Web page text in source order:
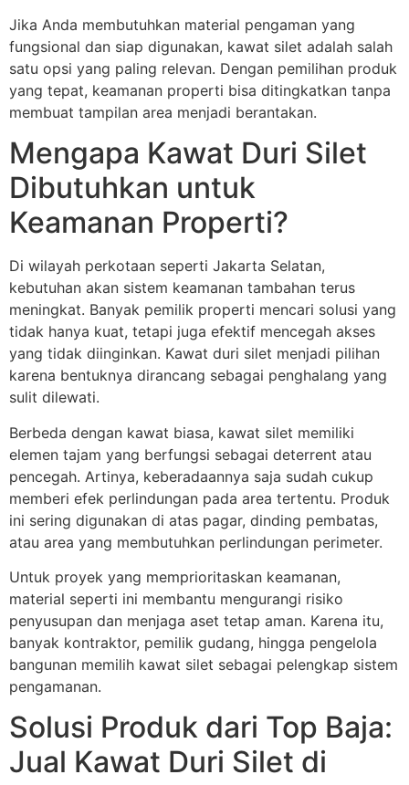
Jika Anda membutuhkan material pengaman yang
fungsional dan siap digunakan, kawat silet adalah salah
satu opsi yang paling relevan. Dengan pemilihan produk
yang tepat, keamanan properti bisa ditingkatkan tanpa
membuat tampilan area menjadi berantakan.
Mengapa Kawat Duri Silet
Dibutuhkan untuk
Keamanan Properti?
Di wilayah perkotaan seperti Jakarta Selatan,
kebutuhan akan sistem keamanan tambahan terus
meningkat. Banyak pemilik properti mencari solusi yang
tidak hanya kuat, tetapi juga efektif mencegah akses
yang tidak diinginkan. Kawat duri silet menjadi pilihan
karena bentuknya dirancang sebagai penghalang yang
sulit dilewati.
Berbeda dengan kawat biasa, kawat silet memiliki
elemen tajam yang berfungsi sebagai deterrent atau
pencegah. Artinya, keberadaannya saja sudah cukup
memberi efek perlindungan pada area tertentu. Produk
ini sering digunakan di atas pagar, dinding pembatas,
atau area yang membutuhkan perlindungan perimeter.
Untuk proyek yang memprioritaskan keamanan,
material seperti ini membantu mengurangi risiko
penyusupan dan menjaga aset tetap aman. Karena itu,
banyak kontraktor, pemilik gudang, hingga pengelola
bangunan memilih kawat silet sebagai pelengkap sistem
pengamanan.
Solusi Produk dari Top Baja:
Jual Kawat Duri Silet di